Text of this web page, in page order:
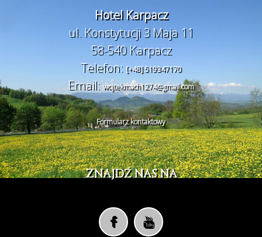
Hotel Karpacz
ul. Konstytucji 3 Maja 11
58-540 Karpacz
Telefon: [+48] 519347170
Email:wojtekmach1274@gmail.com
Formularz kontaktowy
ZNAJDŹ NAS NA